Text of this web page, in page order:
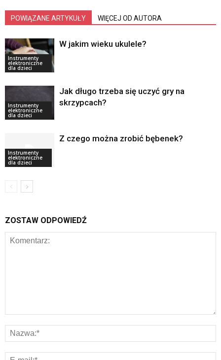
POWIĄZANE ARTYKUŁY WIĘCEJ OD AUTORA
Instrumenty
elektroniczne
dla dzieci
W jakim wieku ukulele?
Instrumenty
elektroniczne
dla dzieci
Jak długo trzeba się uczyć gry na
skrzypcach?
Instrumenty
elektroniczne
dla dzieci
Z czego można zrobić bębenek?
ZOSTAW ODPOWIEDŹ